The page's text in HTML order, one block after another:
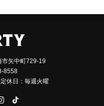
矢中町729-19
8558
休日：毎週火曜